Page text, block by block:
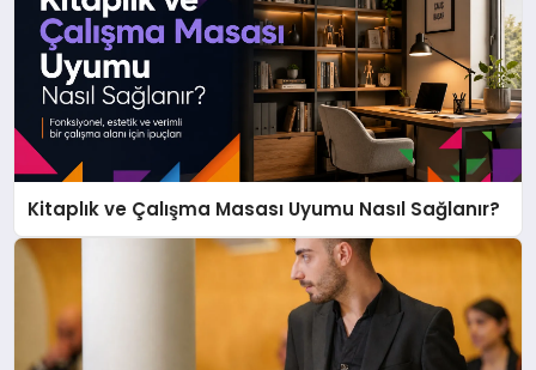
Kitaplık ve Çalışma Masası Uyumu Nasıl Sağlanır?